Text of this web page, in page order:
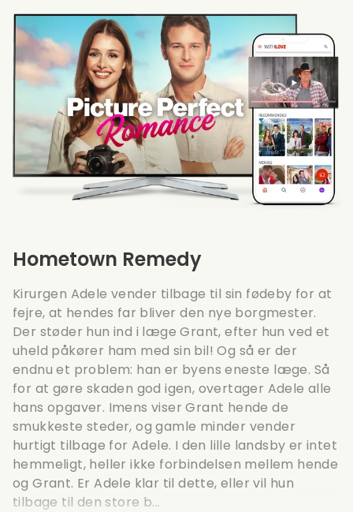
Hometown Remedy
Kirurgen Adele vender tilbage til sin fødeby for at
fejre, at hendes far bliver den nye borgmester.
Der støder hun ind i læge Grant, efter hun ved et
uheld påkører ham med sin bil! Og så er der
endnu et problem: han er byens eneste læge. Så
for at gøre skaden god igen, overtager Adele alle
hans opgaver. Imens viser Grant hende de
smukkeste steder, og gamle minder vender
hurtigt tilbage for Adele. I den lille landsby er intet
hemmeligt, heller ikke forbindelsen mellem hende
og Grant. Er Adele klar til dette, eller vil hun
tilbage til den store b...